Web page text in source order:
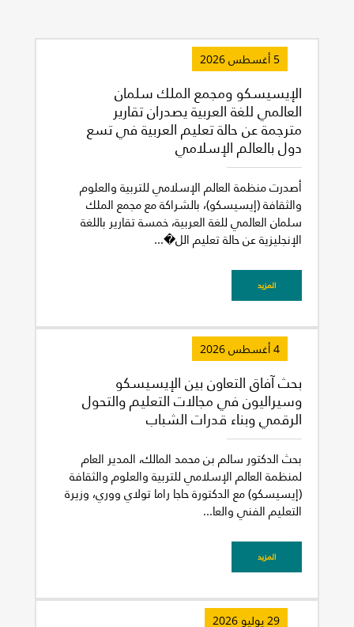
5 أغسطس 2026
الإيسيسكو ومجمع الملك سلمان
العالمي للغة العربية يصدران تقارير
مترجمة عن حالة تعليم العربية في تسع
دول بالعالم الإسلامي
أصدرت منظمة العالم الإسلامي للتربية والعلوم
والثقافة (إيسيسكو)، بالشراكة مع مجمع الملك
سلمان العالمي للغة العربية، خمسة تقارير باللغة
الإنجليزية عن حالة تعليم الل�...
المزيد
4 أغسطس 2026
بحث آفاق التعاون بين الإيسيسكو
وسيراليون في مجالات التعليم والتحول
الرقمي وبناء قدرات الشباب
بحث الدكتور سالم بن محمد المالك، المدير العام
لمنظمة العالم الإسلامي للتربية والعلوم والثقافة
(إيسيسكو) مع الدكتورة حاجا راما تولاي ووري، وزيرة
التعليم الفني والعا...
المزيد
29 يوليو 2026